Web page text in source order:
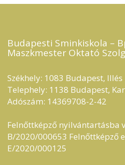
Budapesti Sminkiskola –
Maszkmester Oktató
Székhely: 1083 Budapest,
Telephely: 1138 Budapest,
Adószám: 14369708-2-42
Felnőttképző nyilvántartásba
B/2020/000653 Felnőttképző
E/2020/000125